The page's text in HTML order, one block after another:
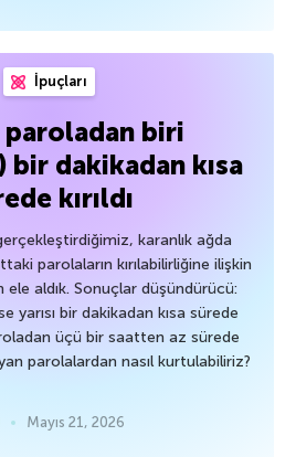
İpuçları
biri
bir dakikadan kısa
kırıldı
karanlık ağda
parolaların kırılabilirliğine ilişkin
ele aldık. Sonuçlar düşündürücü:
yarısı bir dakikadan kısa sürede
üçü bir saatten az sürede
parolalardan nasıl kurtulabiliriz?
Mayıs 21, 2026